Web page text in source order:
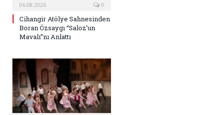
06.08.2026 0
Cihangir Atölye Sahnesinden
Boran Özsaygı “Saloz’un
Mavalı”nı Anlattı